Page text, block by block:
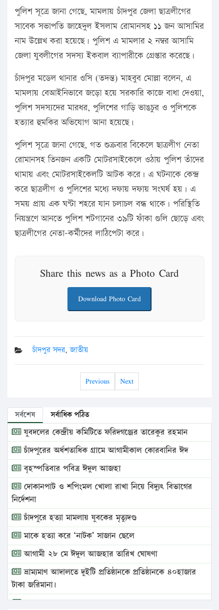
পুলিশ সূত্রে জানা গেছে, মামলায় চাঁদপুর জেলা ছাত্রলীগের
সাবেক সভাপতি জাহেদুল ইসলাম রোমানসহ ১১ জন আসামির
নাম উল্লেখ করা হয়েছে। পুলিশ এ মামলার ২ নম্বর আসামি
জেলা যুবলীগের সদস্য ইকবাল ব্যাপারীকে গ্রেপ্তার করেছে।
চাঁদপুর মডেল থানার ওসি (তদন্ত) মাহবুব মোল্লা বলেন, এ
মামলায় বেআইনিভাবে জড়ো হয়ে সরকারি কাজে বাধা দেওয়া,
পুলিশ সদস্যদের মারধর, পুলিশের গাড়ি ভাঙচুর ও পুলিশকে
হত্যার হুমকির অভিযোগ আনা হয়েছে।
পুলিশ সূত্রে জানা গেছে, গত শুক্রবার বিকেলে ছাত্রলীগ নেতা
রোমানসহ তিনজন একটি মোটরসাইকেলে ওঠায় পুলিশ তাঁদের
থামায় এবং মোটরসাইকেলটি আটক করে। এ ঘটনাকে কেন্দ্র
করে ছাত্রলীগ ও পুলিশের মধ্যে দফায় দফায় সংঘর্ষ হয়। এ
সময় প্রায় এক ঘণ্টা শহরে যান চলাচল বন্ধ থাকে। পরিস্থিতি
নিয়ন্ত্রণে আনতে পুলিশ শটগানের ৩৯টি ফাঁকা গুলি ছোড়ে এবং
ছাত্রলীগের নেতা-কর্মীদের লাঠিপেটা করে।
Share this news as a Photo Card
Download Photo Card
চাঁদপুর সদর,জাতীয়
Previous Next
সর্বশেষ সর্বাধিক পঠিত
যুবদলের কেন্দ্রীয় কমিটিতে ফরিদগঞ্জের তারেকুর রহমান
চাঁদপুরের অর্ধশতাধিক গ্রামে আগামীকাল কোরবানির ঈদ
বৃহস্পতিবার পবিত্র ঈদুল আজহা
দোকানপাট ও শপিংমল খোলা রাখা নিয়ে বিদ্যুৎ বিভাগের
নির্দেশনা
চাঁদপুরে হত্যা মামলায় যুবকের মৃত্যুদণ্ড
মাকে হত্যা করে ‘নাটক’ সাজান ছেলে
আগামী ২৮ মে ঈদুল আজহার তারিখ ঘোষণা
ভ্রাম্যমাণ আদালতে দুইটি প্রতিষ্ঠানকে প্রতিষ্ঠানকে ৪০হাজার
টাকা জরিমানা।
এবার লঞ্চের ভাড়া বাড়ল